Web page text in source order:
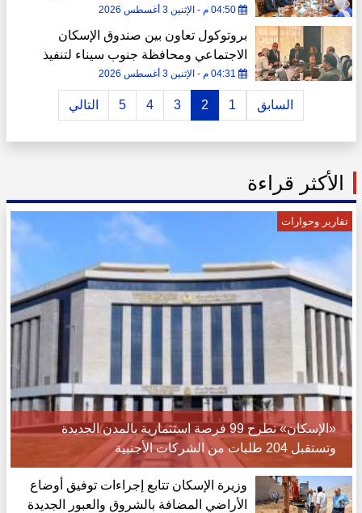
الجديدة
04:50 م - الإثنين 3 أغسطس 2026
بروتوكول تعاون بين صندوق الإسكان
الاجتماعي ومحافظة جنوب سيناء لتنفيذ
وحدات «سكن لكل المصريين»
04:31 م - الإثنين 3 أغسطس 2026
السابق 1
2
3
4
5 التالي
الأكثر قراءة
تقارير وحوارات
«الإسكان» تطرح 99 فرصة استثمارية بالمدن الجديدة
وتستقبل 204 طلبات من الشركات الأجنبية
وزيرة الإسكان تتابع إجراءات توفيق أوضاع
الأراضي المضافة بالشروق والعبور الجديدة